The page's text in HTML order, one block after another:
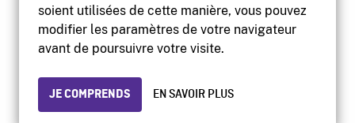
soient utilisées de cette manière, vous pouvez
modifier les paramètres de votre navigateur
avant de poursuivre votre visite.
JE COMPRENDS EN SAVOIR PLUS
Accessibilité
Site institutionnel
Protection des renseignements personnels
© 2026 Office national du film du Canada